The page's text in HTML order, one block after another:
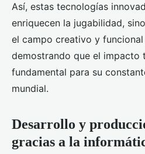
Así, estas tecnologías
enriquecen la jugabilidad,
el campo creativo y
demostrando que el impacto
fundamental para su
mundial.
Desarrollo y
gracias a la